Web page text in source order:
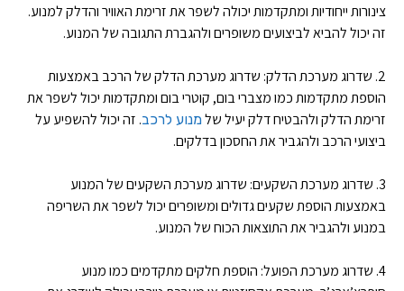
צינורות ייחודיות ומתקדמות יכולה לשפר את זרימת האוויר והדלק למנוע.
זה יכול להביא לביצועים משופרים ולהגברת התגובה של המנוע.
2. שדרוג מערכת הדלק: שדרוג מערכת הדלק של הרכב באמצעות
הוספת מתקדמות כמו מצברי בום, קוטרי בום ומתקדמות יכול לשפר את
זרימת הדלק ולהבטיח דלק יעיל שלמנוע לרכב. זה יכול להשפיע על
ביצועי הרכב ולהגביר את החסכון בדלקים.
3. שדרוג מערכת השקעים: שדרוג מערכת השקעים של המנוע
באמצעות הוספת שקעים גדולים ומשופרים יכול לשפר את השריפה
במנוע ולהגביר את התוצאות הכוח של המנוע.
4. שדרוג מערכת הפועל: הוספת חלקים מתקדמים כמו מנוע